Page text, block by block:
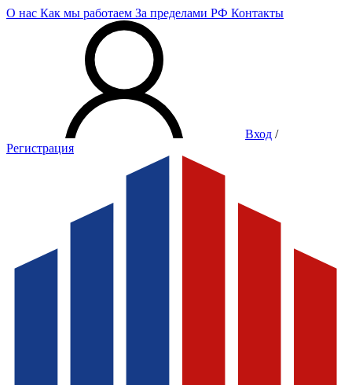
О нас Как мы работаем За пределами РФ Контакты
Вход /
Регистрация